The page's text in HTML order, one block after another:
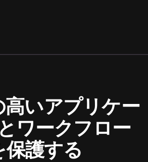
高いアプリケー
ワークフロー
保護する